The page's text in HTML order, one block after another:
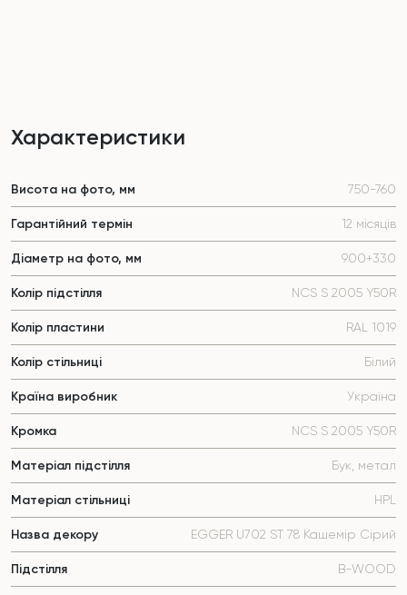
Характеристики
Висота на фото, мм 750-760
Гарантійний термін 12 місяців
Діаметр на фото, мм 900+330
Колір підстілля NCS S 2005 Y50R
Колір пластини RAL 1019
Колір стільниці Білий
Країна виробник Україна
Кромка NCS S 2005 Y50R
Матеріал підстілля Бук, метал
Матеріал стільниці HPL
Назва декору EGGER U702 ST 78 Кашемір Сірий
Підстілля B-WOOD